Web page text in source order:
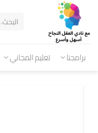
برامجنا تعليم المجاني